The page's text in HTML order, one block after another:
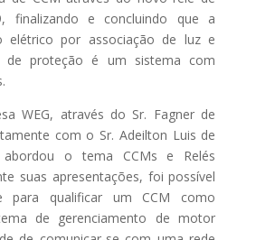
finalizando e concluindo que a
elétrico por associação de luz e
de proteção é um sistema com
WEG, através do Sr. Fagner de
com o Sr. Adeilton Luis de
abordou o tema CCMs e Relés
suas apresentações, foi possível
para qualificar um CCM como
de gerenciamento de motor